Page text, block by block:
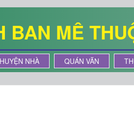
MÊ
NHÀ QUÁN VĂN